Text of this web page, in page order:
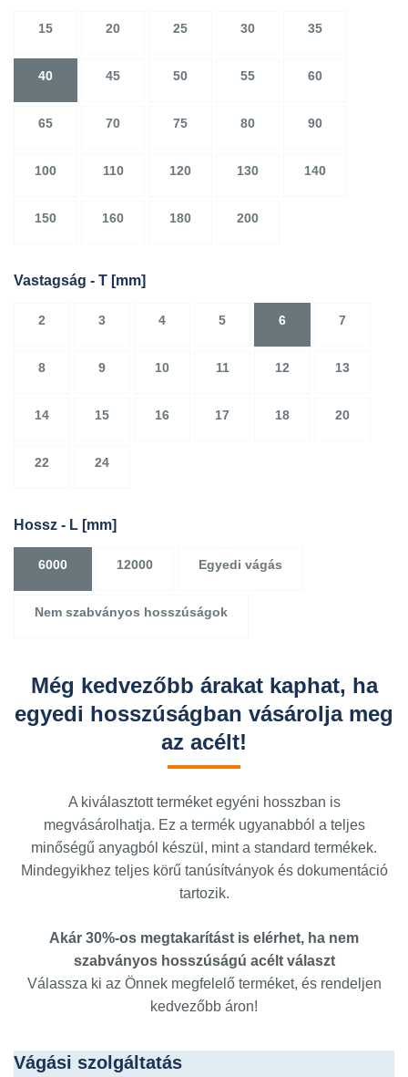
15 20 25 30 35
40 45 50 55 60
65 70 75 80 90
100 110 120 130 140
150 160 180 200
Vastagság - T [mm]
2 3 4 5 6 7
8 9 10 11 12 13
14 15 16 17 18 20
22 24
Hossz - L [mm]
6000 12000 Egyedi vágás
Nem szabványos hosszúságok
Még kedvezőbb árakat kaphat, ha
egyedi hosszúságban vásárolja meg
az acélt!
A kiválasztott terméket egyéni hosszban is
megvásárolhatja. Ez a termék ugyanabból a teljes
minőségű anyagból készül, mint a standard termékek.
Mindegyikhez teljes körű tanúsítványok és dokumentáció
tartozik.
Akár 30%-os megtakarítást is elérhet, ha nem
szabványos hosszúságú acélt választ
Válassza ki az Önnek megfelelő terméket, és rendeljen
kedvezőbb áron!
Vágási szolgáltatás